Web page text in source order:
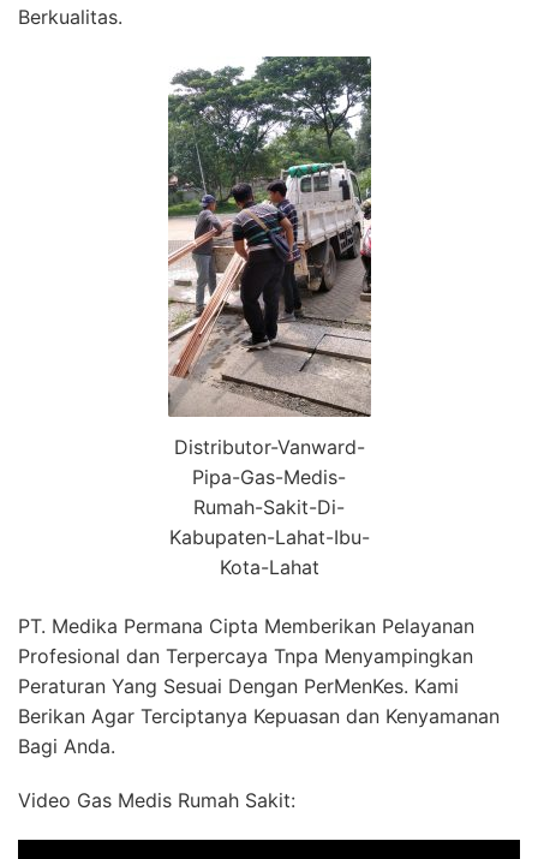
Berkualitas.
Distributor-Vanward-
Pipa-Gas-Medis-
Rumah-Sakit-Di-
Kabupaten-Lahat-Ibu-
Kota-Lahat
PT. Medika Permana Cipta Memberikan Pelayanan
Profesional dan Terpercaya Tnpa Menyampingkan
Peraturan Yang Sesuai Dengan PerMenKes. Kami
Berikan Agar Terciptanya Kepuasan dan Kenyamanan
Bagi Anda.
Video Gas Medis Rumah Sakit: